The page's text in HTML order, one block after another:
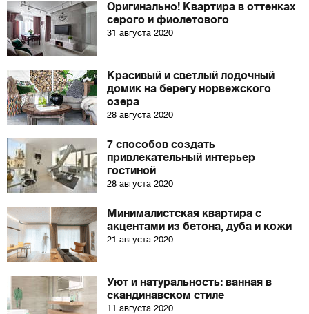
Оригинально! Квартира в оттенках
серого и фиолетового
31 августа 2020
Красивый и светлый лодочный
домик на берегу норвежского
озера
28 августа 2020
7 способов создать
привлекательный интерьер
гостиной
28 августа 2020
Минималистская квартира с
акцентами из бетона, дуба и кожи
21 августа 2020
Уют и натуральность: ванная в
скандинавском стиле
11 августа 2020